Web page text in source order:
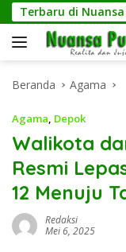
Langsung
ke
konten
Terbaru di Nuansa
Netrash
Beranda Agama
Agama, Depok
Walikota
Resmi
12 Menuju
Redaksi
Mei 6, 2025